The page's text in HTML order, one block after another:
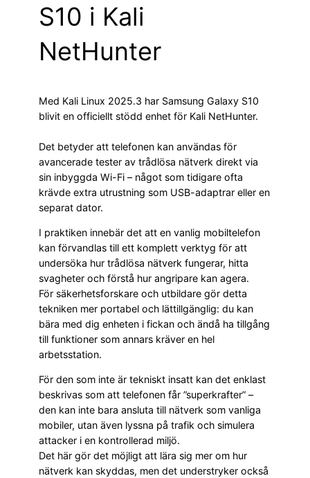
S10 i Kali
NetHunter
Med Kali Linux 2025.3 har Samsung Galaxy S10
blivit en officiellt stödd enhet för Kali NetHunter.
Det betyder att telefonen kan användas för
avancerade tester av trådlösa nätverk direkt via
sin inbyggda Wi-Fi – något som tidigare ofta
krävde extra utrustning som USB-adaptrar eller en
separat dator.
I praktiken innebär det att en vanlig mobiltelefon
kan förvandlas till ett komplett verktyg för att
undersöka hur trådlösa nätverk fungerar, hitta
svagheter och förstå hur angripare kan agera.
För säkerhetsforskare och utbildare gör detta
tekniken mer portabel och lättillgänglig: du kan
bära med dig enheten i fickan och ändå ha tillgång
till funktioner som annars kräver en hel
arbetsstation.
För den som inte är tekniskt insatt kan det enklast
beskrivas som att telefonen får ”superkrafter” –
den kan inte bara ansluta till nätverk som vanliga
mobiler, utan även lyssna på trafik och simulera
attacker i en kontrollerad miljö.
Det här gör det möjligt att lära sig mer om hur
nätverk kan skyddas, men det understryker också